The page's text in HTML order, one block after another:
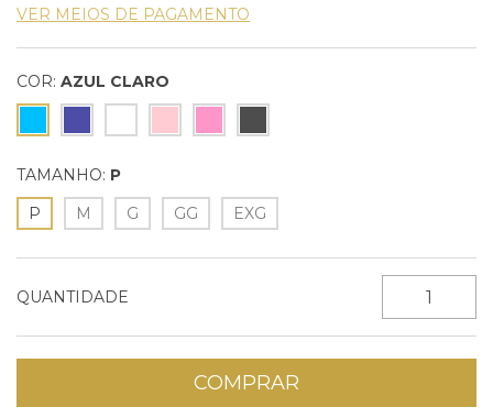
VER MEIOS DE PAGAMENTO
COR: AZUL CLARO
TAMANHO: P
P
M G GG EXG
QUANTIDADE